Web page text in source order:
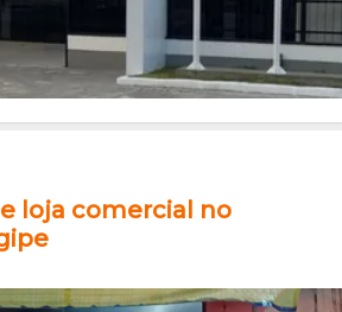
loja comercial no